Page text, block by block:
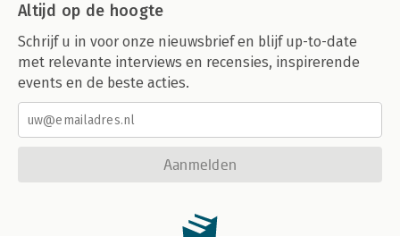
Altijd op de hoogte
Schrijf u in voor onze nieuwsbrief en blijf up-to-date
met relevante interviews en recensies, inspirerende
events en de beste acties.
Aanmelden